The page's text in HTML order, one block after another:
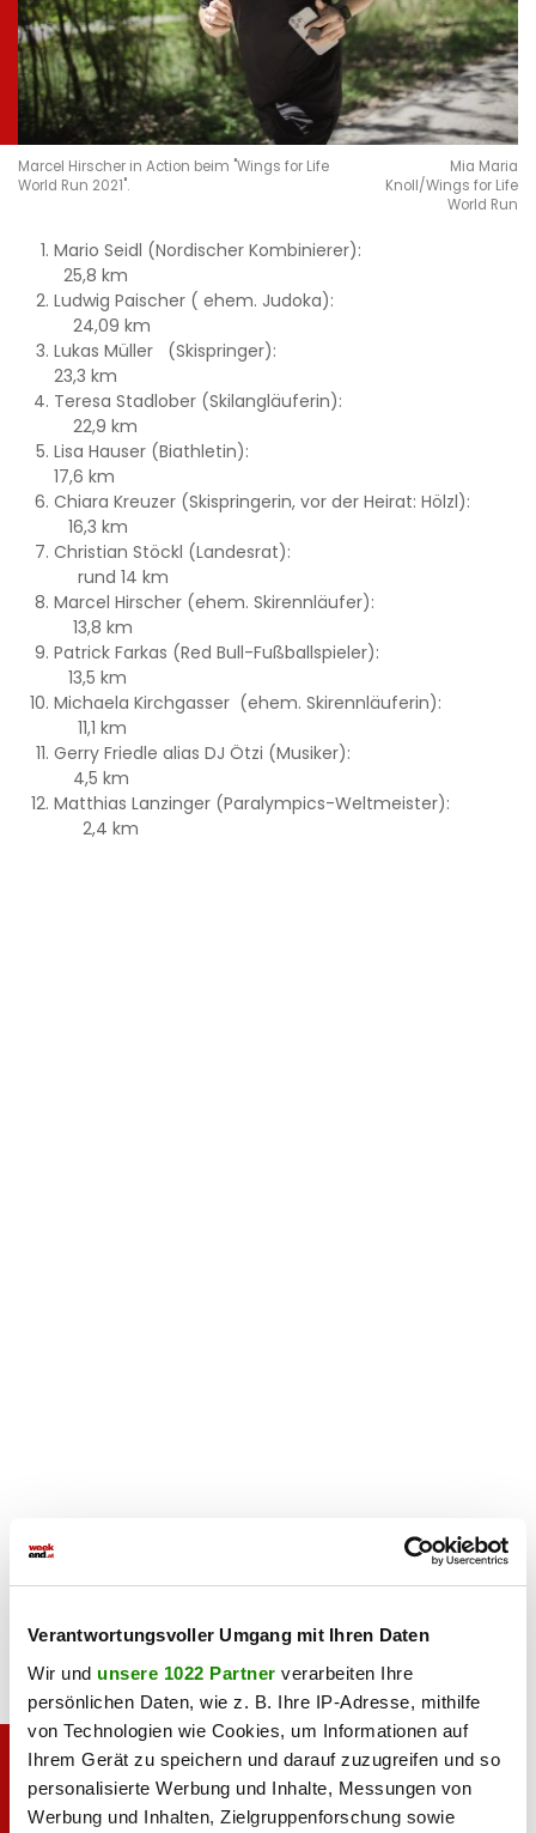
Verantwortungsvoller Umgang mit Ihren Daten
Wir und unsere 1022 Partner verarbeiten Ihre
persönlichen Daten, wie z. B. Ihre IP-Adresse, mithilfe
von Technologien wie Cookies, um Informationen auf
Ihrem Gerät zu speichern und darauf zuzugreifen und so
personalisierte Werbung und Inhalte, Messungen von
Werbung und Inhalten, Zielgruppenforschung sowie
Marcel Hirscher in Action beim "Wings for Life
World Run 2021".
Mia Maria
Knoll/Wings for Life
World Run
Mario Seidl (Nordischer Kombinierer):
25,8 km
Ludwig Paischer ( ehem. Judoka):
24,09 km
Lukas Müller (Skispringer):
23,3 km
Teresa Stadlober (Skilangläuferin):
22,9 km
Lisa Hauser (Biathletin):
17,6 km
Chiara Kreuzer (Skispringerin, vor der Heirat: Hölzl):
16,3 km
Christian Stöckl (Landesrat):
rund 14 km
Marcel Hirscher (ehem. Skirennläufer):
13,8 km
Patrick Farkas (Red Bull-Fußballspieler):
13,5 km
Michaela Kirchgasser (ehem. Skirennläuferin):
11,1 km
Gerry Friedle alias DJ Ötzi (Musiker):
4,5 km
Matthias Lanzinger (Paralympics-Weltmeister):
2,4 km